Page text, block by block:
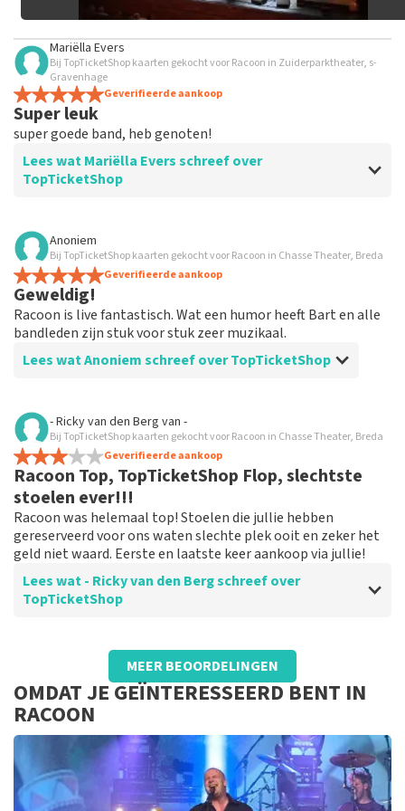
Mariëlla Evers
Bij TopTicketShop kaarten gekocht voor Racoon in Zuiderparktheater, s-
Gravenhage
Geverifieerde aankoop
Super leuk
super goede band, heb genoten!
Lees wat Mariëlla Evers schreef over
TopTicketShop
Beoordeling van Mariëlla Evers over
Prima service
Top
Anoniem
Bij TopTicketShop kaarten gekocht voor Racoon in Chasse Theater, Breda
Geverifieerde aankoop
Geweldig!
Racoon is live fantastisch. Wat een humor heeft Bart en alle
bandleden zijn stuk voor stuk zeer muzikaal.
Lees wat Anoniem schreef over TopTicketShop
Beoordeling van Anoniem over
Goede ervaring met TopTicketshop
Kaarten regelen via TopTicketshop ging goed en
makkelijk.
- Ricky van den Berg van -
Bij TopTicketShop kaarten gekocht voor Racoon in Chasse Theater, Breda
Geverifieerde aankoop
Racoon Top, TopTicketShop Flop, slechtste
stoelen ever!!!
Racoon was helemaal top! Stoelen die jullie hebben
gereserveerd voor ons waten slechte plek ooit en zeker het
geld niet waard. Eerste en laatste keer aankoop via jullie!
Lees wat - Ricky van den Berg schreef over
TopTicketShop
Beoordeling van - Ricky van den Berg overTopTicketShop
TopTicketShop Flop
Racoon was helemaal top! Stoelen die jullie hebben
gereserveerd voor ons waten slechte plek ooit en zeker
het geld niet waard. Eerste en laatste keer aankoop via
jullie!
Reactie van TopTicketShop
MEER BEOORDELINGEN
OMDAT JE GEÏNTERESSEERD BENT IN
RACOON